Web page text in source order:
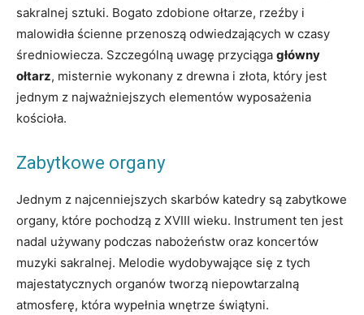
sakralnej sztuki. Bogato zdobione ołtarze, rzeźby i
malowidła ścienne przenoszą odwiedzających w czasy
średniowiecza. Szczególną uwagę przyciąga główny
ołtarz, misternie wykonany z drewna i złota, który jest
jednym z najważniejszych elementów wyposażenia
kościoła.
Zabytkowe organy
Jednym z najcenniejszych skarbów katedry są zabytkowe
organy, które pochodzą z XVIII wieku. Instrument ten jest
nadal używany podczas nabożeństw oraz koncertów
muzyki sakralnej. Melodie wydobywające się z tych
majestatycznych organów tworzą niepowtarzalną
atmosferę, która wypełnia wnętrze świątyni.